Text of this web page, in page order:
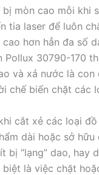
mòn cao mỗi khi
tia laser để luôn
hơn hẳn đa số
30790-170
và xả nước là con
chế biến chặt các
cắt xẻ các loại đồ
dài hoặc sở hữu
“lạng” dao, hay
là việc chặt